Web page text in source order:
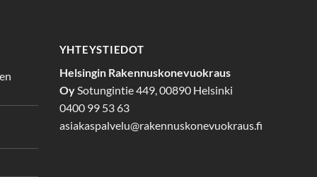
YHTEYSTIEDOT
Helsingin Rakennuskonevuokraus
Oy Sotungintie 449, 00890 Helsinki
0400 99 53 63
asiakaspalvelu@rakennuskonevuokraus.fi